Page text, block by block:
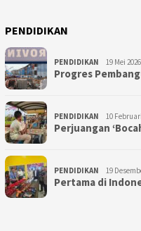
PENDIDIKAN
PENDIDIKAN 19 Mei 2026
Progres
PENDIDIKAN 10
Perjuangan
PENDIDIKAN 19
Pertama di